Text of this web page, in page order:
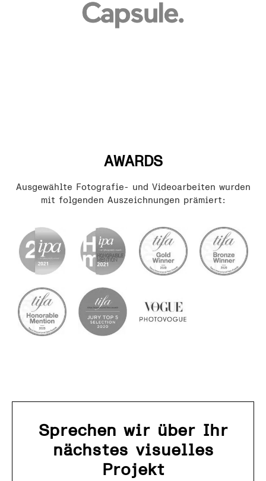
AWARDS
Ausgewählte Fotografie- und Videoarbeiten wurden
mit folgenden Auszeichnungen prämiert:
Sprechen wir über Ihr
nächstes visuelles
Projekt